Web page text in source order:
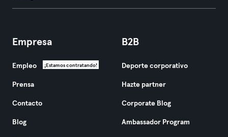
Empresa
Empleo ¡Estamos contratando!
Prensa
Contacto
Blog
B2B
Deporte corporativo
Hazte partner
Corporate Blog
Ambassador Program